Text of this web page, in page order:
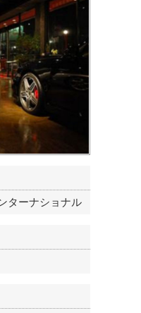
ターナショナル